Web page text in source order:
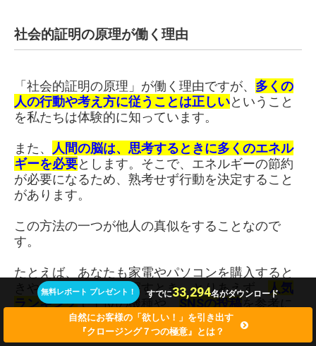
社会的証明の原理が働く理由
「社会的証明の原理」が働く理由ですが、 多くの
人の行動や考え方に従うことは正しいということ
を私たちは体験的に知っています。
また、 人間の脳は、思考するときに多くのエネル
ギーを必要とします。そこで、エネルギーの節約
が必要になるため、熟考せず行動を決定すること
があります。
この方法の一つが他人の真似をすることなので
す。
たとえば、あなたも家電やパソコンを購入すると
きや、レストランを探すとき、とりあえず、
人気
ランキングで上位の機種や、SNSの投稿を参考に
して購入することがあったかもしれません。
無料レポート プレゼント！ すでに33,294名がダウンロード
自然にお客様の「欲しい！」を引き出す
『クロージング７つの極意』とは？